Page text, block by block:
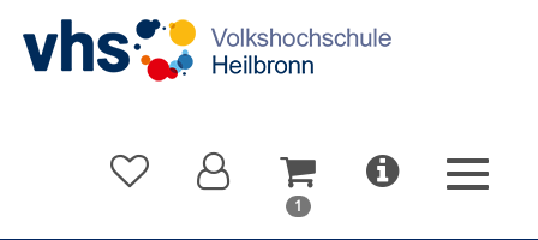
1 In